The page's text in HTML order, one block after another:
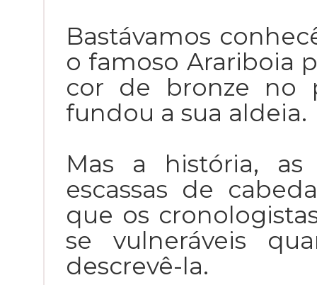
Bastávamos
o famoso Arariboia
cor de bronze no
fundou a sua aldeia.
Mas a história,
escassas de
que os
se vulneráveis
descrevê-la.